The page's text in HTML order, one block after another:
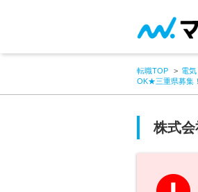
転職TOP 電
OK★三重県募集
株式